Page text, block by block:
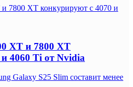
7800 XT конкурируют с 4070 и
XT и 7800 XT
4060 Ti от Nvidia
Galaxy S25 Slim составит менее